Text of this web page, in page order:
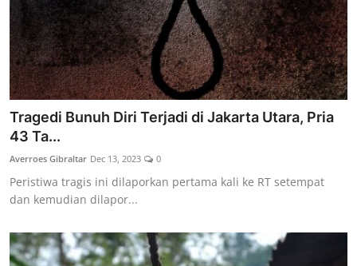
Tragedi Bunuh Diri Terjadi di Jakarta Utara, Pria
43 Ta...
Averroes Gibraltar Dec 13, 2023 0
Peristiwa tragis ini dilaporkan pertama kali ke RT setempat
dan kemudian dilapor...